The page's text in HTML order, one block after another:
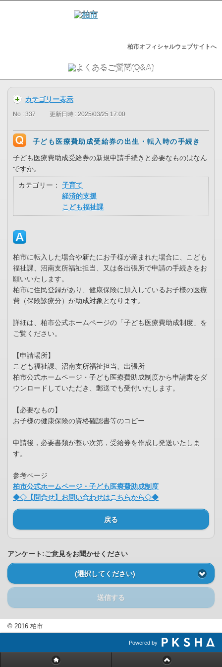
柏市オフィシャルウェブサイトへ
カテゴリー表示
No : 337 更新日時 : 2025/03/25 17:00
子ども医療費助成受給券の出生・転入時の手続き
子ども医療費助成受給券の新規申請手続きと必要なものはなん
ですか。
カテゴリー：
子育て
経済的支援
こども福祉課
柏市に転入した場合や新たにお子様が産まれた場合に、こども
福祉課、沼南支所福祉担当、又は各出張所で申請の手続きをお
願いいたします。
柏市に住民登録があり、健康保険に加入しているお子様の医療
費（保険診療分）が助成対象となります。
詳細は、柏市公式ホームページの「子ども医療費助成制度」を
ご覧ください。
【申請場所】
こども福祉課、沼南支所福祉担当、出張所
柏市公式ホームページ・子ども医療費助成制度から申請書をダ
ウンロードしていただき、郵送でも受付いたします。
【必要なもの】
お子様の健康保険の資格確認書等のコピー
申請後，必要書類が整い次第，受給券を作成し発送いたしま
す。
参考ページ
柏市公式ホームページ・子ども医療費助成制度
◆◇【問合せ】お問い合わせはこちらから◇◆
戻る
アンケート:ご意見をお聞かせください
(選択してください)
送信する
© 2016 柏市
Powered by